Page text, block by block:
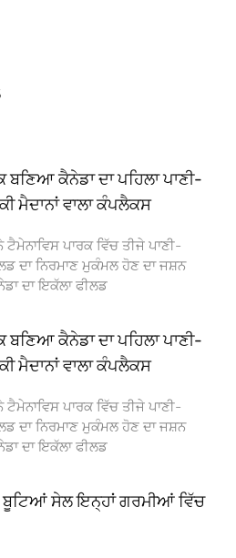
ਬਣਿਆ ਕੈਨੇਡਾ ਦਾ ਪਹਿਲਾ ਪਾਣੀ-
ਮੈਦਾਨਾਂ ਵਾਲਾ ਕੰਪਲੈਕਸ
ਟੈਮੇਨਾਵਿਸ ਪਾਰਕ ਵਿੱਚ ਤੀਜੇ ਪਾਣੀ-
ਦਾ ਨਿਰਮਾਣ ਮੁਕੰਮਲ ਹੋਣ ਦਾ ਜਸ਼ਨ
ਦਾ ਇਕੱਲਾ ਫੀਲਡ
ਬਣਿਆ ਕੈਨੇਡਾ ਦਾ ਪਹਿਲਾ ਪਾਣੀ-
ਮੈਦਾਨਾਂ ਵਾਲਾ ਕੰਪਲੈਕਸ
ਟੈਮੇਨਾਵਿਸ ਪਾਰਕ ਵਿੱਚ ਤੀਜੇ ਪਾਣੀ-
ਦਾ ਨਿਰਮਾਣ ਮੁਕੰਮਲ ਹੋਣ ਦਾ ਜਸ਼ਨ
ਦਾ ਇਕੱਲਾ ਫੀਲਡ
ਬੂਟਿਆਂ ਸੇਲ ਇਨ੍ਹਾਂ ਗਰਮੀਆਂ ਵਿੱਚ